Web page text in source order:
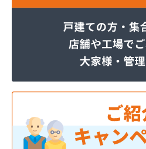
株式会社JAエルサポート
株式会社JAエルサポート
株式会社JAエルサポート
株式会社MIKANE
株式会社TOKAI 小山支店
株式会社TOKAI 那須支店
株式会社あいづや